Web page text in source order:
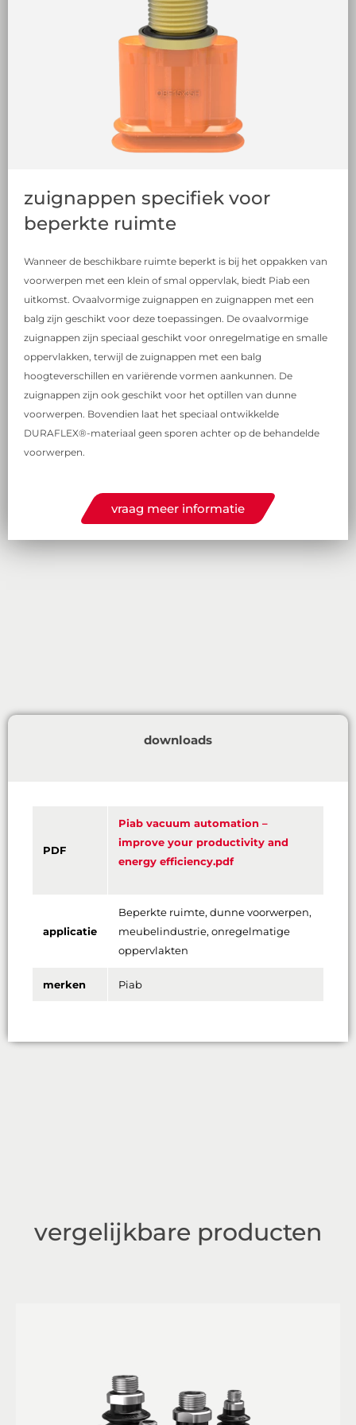
zuignappen specifiek voor
beperkte ruimte
Wanneer de beschikbare ruimte beperkt is bij het oppakken van
voorwerpen met een klein of smal oppervlak, biedt Piab een
uitkomst. Ovaalvormige zuignappen en zuignappen met een
balg zijn geschikt voor deze toepassingen. De ovaalvormige
zuignappen zijn speciaal geschikt voor onregelmatige en smalle
oppervlakken, terwijl de zuignappen met een balg
hoogteverschillen en variërende vormen aankunnen. De
zuignappen zijn ook geschikt voor het optillen van dunne
voorwerpen. Bovendien laat het speciaal ontwikkelde
DURAFLEX®-materiaal geen sporen achter op de behandelde
voorwerpen.
vraag meer informatie
downloads
PDF
Piab vacuum automation –
improve your productivity and
energy efficiency.pdf
applicatie
Beperkte ruimte, dunne voorwerpen,
meubelindustrie, onregelmatige
oppervlakten
merken Piab
vergelijkbare producten